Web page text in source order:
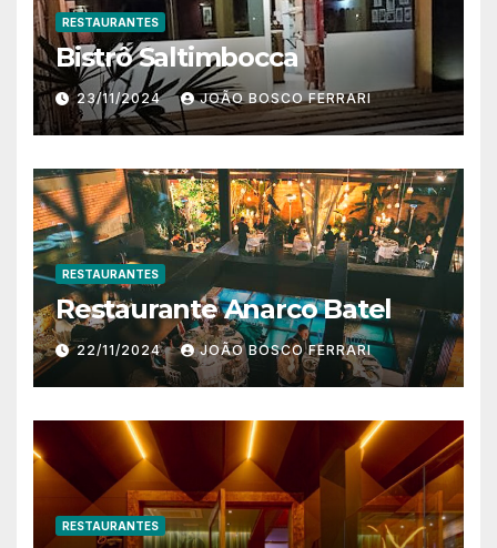
RESTAURANTES
Bistrô Saltimbocca
23/11/2024 JOÃO BOSCO FERRARI
RESTAURANTES
Restaurante Anarco Batel
22/11/2024 JOÃO BOSCO FERRARI
RESTAURANTES